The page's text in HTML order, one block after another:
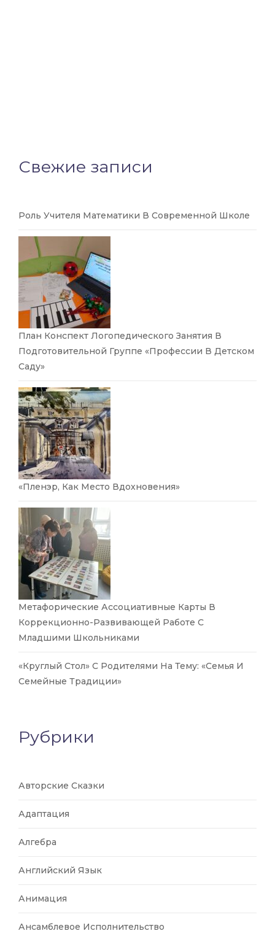
Свежие записи
Роль Учителя Математики В Современной Школе
План Конспект Логопедического Занятия В
Подготовительной Группе «Профессии В Детском
Саду»
«Пленэр, Как Место Вдохновения»
Метафорические Ассоциативные Карты В
Коррекционно-Развивающей Работе С
Младшими Школьниками
«Круглый Стол» С Родителями На Тему: «Семья И
Семейные Традиции»
Рубрики
Авторские Сказки
Адаптация
Алгебра
Английский Язык
Анимация
Ансамблевое Исполнительство